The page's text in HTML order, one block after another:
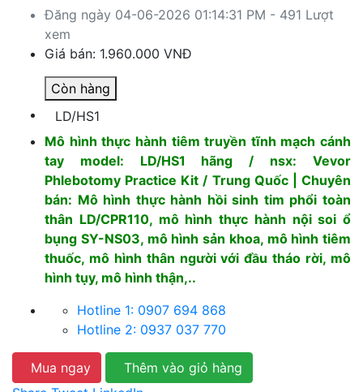
Đăng ngày 04-06-2026 01:14:31 PM - 491 Lượt
xem
Giá bán: 1.960.000 VNĐ
Còn hàng
LD/HS1
Mô hình thực hành tiêm truyền tĩnh mạch cánh
tay model: LD/HS1 hãng / nsx: Vevor
Phlebotomy Practice Kit / Trung Quốc | Chuyên
bán: Mô hình thực hành hồi sinh tim phổi toàn
thân LD/CPR110, mô hình thực hành nội soi ổ
bụng SY-NS03, mô hình sản khoa, mô hình tiêm
thuốc, mô hình thân người với đầu tháo rời, mô
hình tụy, mô hình thận,..
Hotline 1: 0907 694 868
Hotline 2: 0937 037 770
Mua ngay
Thêm vào giỏ hàng